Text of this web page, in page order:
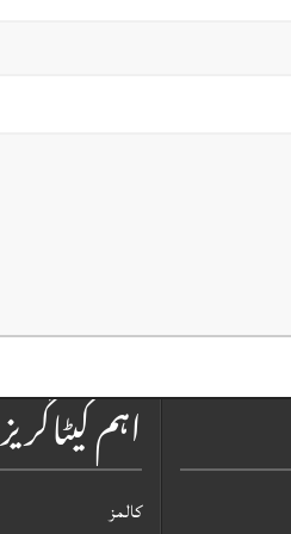
اہم کیٹاگریز
کالمز